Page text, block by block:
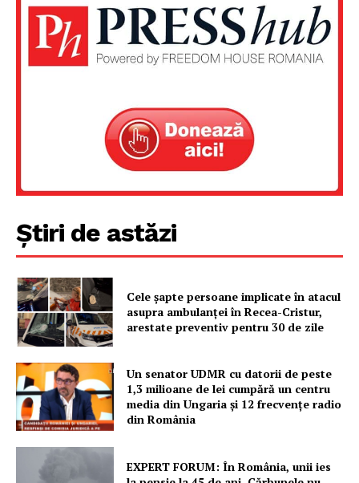
Știri de astăzi
Cele şapte persoane implicate în atacul
asupra ambulanţei în Recea-Cristur,
arestate preventiv pentru 30 de zile
Un senator UDMR cu datorii de peste
1,3 milioane de lei cumpără un centru
media din Ungaria și 12 frecvențe radio
din România
EXPERT FORUM: În România, unii ies